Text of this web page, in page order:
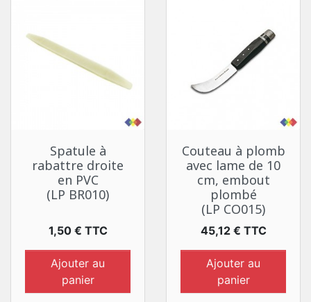
Spatule à
rabattre droite
en PVC
(LP BR010)
Prix
1,50 € TTC
Ajouter au
panier
Couteau à plomb
avec lame de 10
cm, embout
plombé
(LP CO015)
Prix
45,12 € TTC
Ajouter au
panier